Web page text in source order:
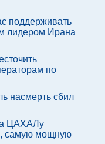
поддерживать
лидером Ирана
по
насмерть сбил
ЦАХАЛу
самую мощную